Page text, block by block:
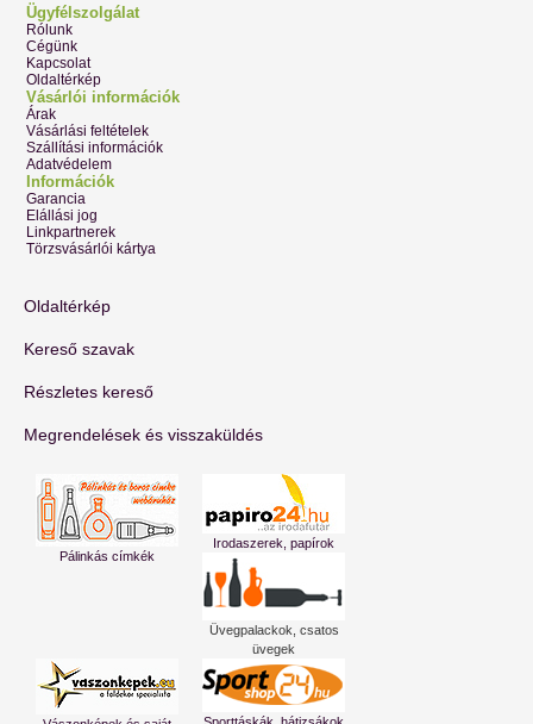
Ügyfélszolgálat
Rólunk
Cégünk
Kapcsolat
Oldaltérkép
Vásárlói információk
Árak
Vásárlási feltételek
Szállítási információk
Adatvédelem
Információk
Garancia
Elállási jog
Linkpartnerek
Törzsvásárlói kártya
Oldaltérkép
Kereső szavak
Részletes kereső
Megrendelések és visszaküldés
Pálinkás címkék
Irodaszerek, papírok
Üvegpalackok, csatos
üvegek